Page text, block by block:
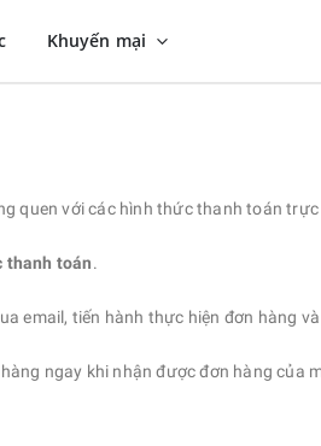
Khuyến mại
quen với các hình thức thanh toán trực
thanh toán.
email, tiến hành thực hiện đơn hàng
ngay khi nhận được đơn hàng của